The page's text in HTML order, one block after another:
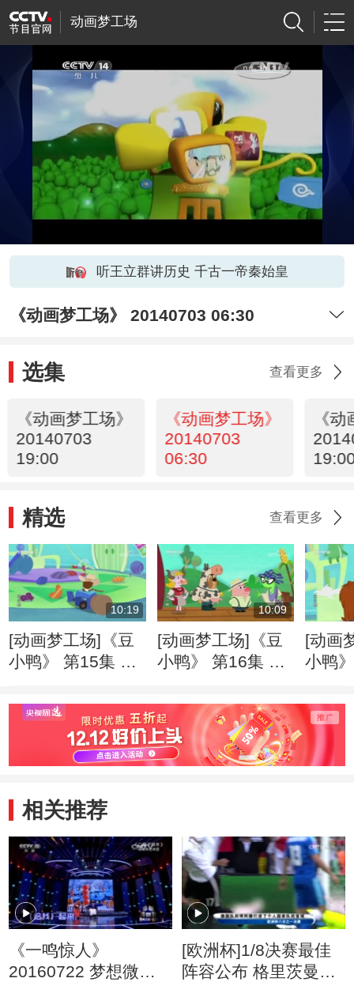
动画梦工场
听王立群讲历史 千古一帝秦始皇
《动画梦工场》 20140703 06:30
选集 查看更多
《动画梦工场》
20140703
19:00
《动画梦工场》
20140703
06:30
《
精选 查看更多
10:19
[动画梦工场]《豆
小鸭》 第15集 豆
10:09
[动画梦工场]《豆
小鸭》 第16集 农
[动画
小鸭
相关推荐
《一鸣惊人》
20160722 梦想微剧
[欧洲杯]1/8决赛最佳
阵容公布 格里茨曼领